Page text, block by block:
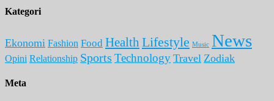
Kategori
Ekonomi Fashion Food Health Lifestyle Music News
Opini Relationship Sports Technology Travel Zodiak
Meta